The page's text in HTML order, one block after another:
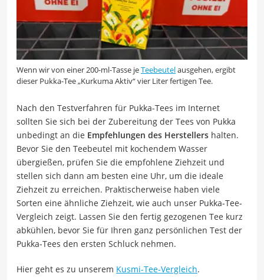
Wenn wir von einer 200-ml-Tasse jeTeebeutelausgehen, ergibt
dieser Pukka-Tee „Kurkuma Aktiv“ vier Liter fertigen Tee.
Nach den Testverfahren für Pukka-Tees im Internet
sollten Sie sich bei der Zubereitung der Tees von Pukka
unbedingt an die Empfehlungen des Herstellers halten.
Bevor Sie den Teebeutel mit kochendem Wasser
übergießen, prüfen Sie die empfohlene Ziehzeit und
stellen sich dann am besten eine Uhr, um die ideale
Ziehzeit zu erreichen. Praktischerweise haben viele
Sorten eine ähnliche Ziehzeit, wie auch unser Pukka-Tee-
Vergleich zeigt. Lassen Sie den fertig gezogenen Tee kurz
abkühlen, bevor Sie für Ihren ganz persönlichen Test der
Pukka-Tees den ersten Schluck nehmen.
Hier geht es zu unserem Kusmi-Tee-Vergleich.